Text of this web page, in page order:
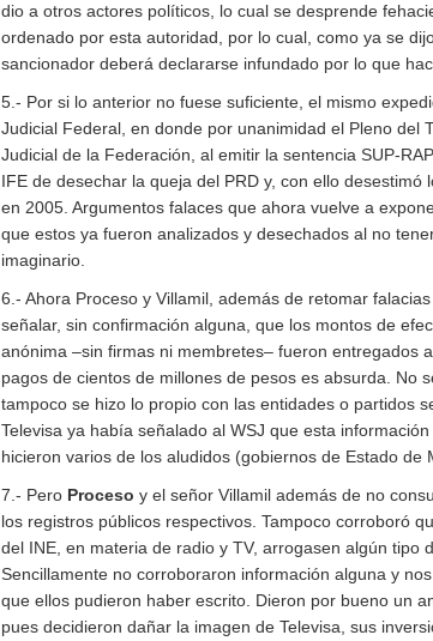
dio a otros actores políticos, lo cual se desprende
ordenado por esta autoridad, por lo cual, como ya se
sancionador deberá declararse infundado por lo que
5.- Por si lo anterior no fuese suficiente, el mismo
Judicial Federal, en donde por unanimidad el Pleno del
Judicial de la Federación, al emitir la sentencia SUP-
IFE de desechar la queja del PRD y, con ello desestimó
en 2005. Argumentos falaces que ahora vuelve a
que estos ya fueron analizados y desechados al no
imaginario.
6.- Ahora Proceso y Villamil, además de retomar
señalar, sin confirmación alguna, que los montos de
anónima –sin firmas ni membretes– fueron entregados
pagos de cientos de millones de pesos es absurda. No
tampoco se hizo lo propio con las entidades o partidos
Televisa ya había señalado al WSJ que esta
hicieron varios de los aludidos (gobiernos de Estado de
7.- Pero Proceso y el señor Villamil además de no
los registros públicos respectivos. Tampoco corroboró
del INE, en materia de radio y TV, arrogasen algún tipo
Sencillamente no corroboraron información alguna y
que ellos pudieron haber escrito. Dieron por bueno un
pues decidieron dañar la imagen de Televisa, sus